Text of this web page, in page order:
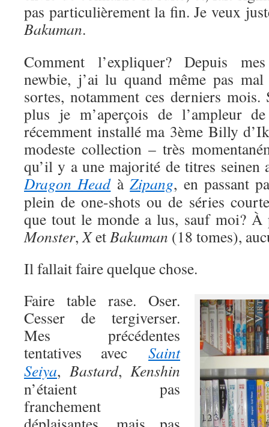
pas particulièrement la fin. Je veux
Bakuman.
Comment l’expliquer? Depuis
newbie, j’ai lu quand même pas
sortes, notamment ces derniers
plus je m’aperçois de l’ampleur
récemment installé ma 3ème Billy
modeste collection – très
qu’il y a une majorité de titres seinen
Dragon HeadàZipang, en passant
plein de one-shots ou de séries
que tout le monde a lus, sauf moi?
Monster,XetBakuman (18 tomes),
Il fallait faire quelque chose.
Faire table rase. Oser.
Cesser de tergiverser.
Mes précédentes
tentatives avec Saint
Seiya, Bastard, Kenshin
n’étaient pas
franchement